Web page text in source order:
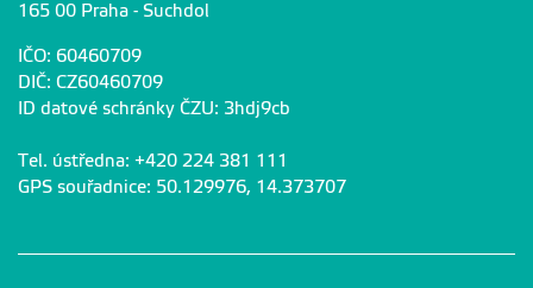
165 00 Praha - Suchdol
IČO: 60460709
DIČ: CZ60460709
ID datové schránky ČZU: 3hdj9cb
Tel. ústředna: +420 224 381 111
GPS souřadnice: 50.129976, 14.373707